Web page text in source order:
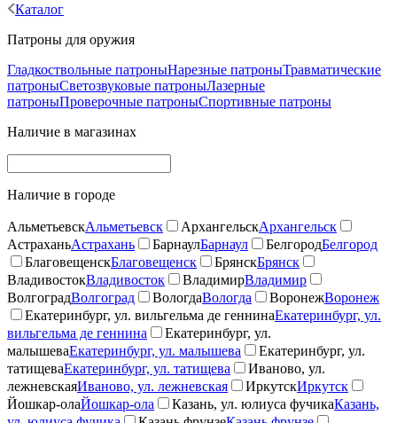
Каталог
Патроны для оружия
Гладкоствольные патроныНарезные патроныТравматические
патроныСветозвуковые патроныЛазерные
патроныПроверочные патроныСпортивные патроны
Наличие в магазинах
Наличие в городе
АльметьевскАльметьевск АрхангельскАрхангельск
АстраханьАстрахань БарнаулБарнаул БелгородБелгород
БлаговещенскБлаговещенск БрянскБрянск
ВладивостокВладивосток ВладимирВладимир
ВолгоградВолгоград ВологдаВологда ВоронежВоронеж
Екатеринбург, ул. вильгельма де геннинаЕкатеринбург, ул.
вильгельма де геннина
Екатеринбург, ул.
малышеваЕкатеринбург, ул. малышева
Екатеринбург, ул.
татищеваЕкатеринбург, ул. татищева
Иваново, ул.
лежневскаяИваново, ул. лежневская ИркутскИркутск
Йошкар-олаЙошкар-ола Казань, ул. юлиуса фучикаКазань,